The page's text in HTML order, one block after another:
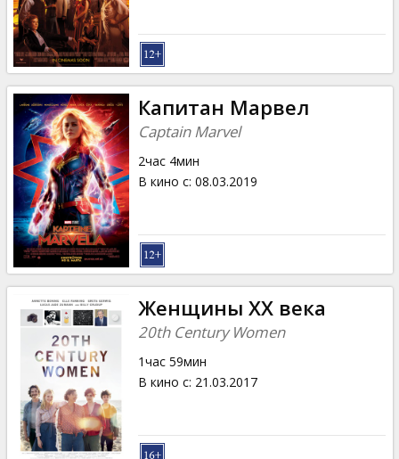
Капитан Марвел
Captain Marvel
2час 4мин
В кино с: 08.03.2019
Женщины ХХ века
20th Century Women
1час 59мин
В кино с: 21.03.2017